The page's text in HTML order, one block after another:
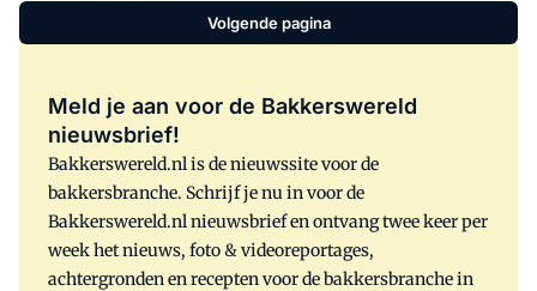
Volgende pagina
Meld je aan voor de Bakkerswereld
nieuwsbrief!
Bakkerswereld.nl is de nieuwssite voor de
bakkersbranche. Schrijf je nu in voor de
Bakkerswereld.nl nieuwsbrief en ontvang twee keer per
week het nieuws, foto & videoreportages,
achtergronden en recepten voor de bakkersbranche in